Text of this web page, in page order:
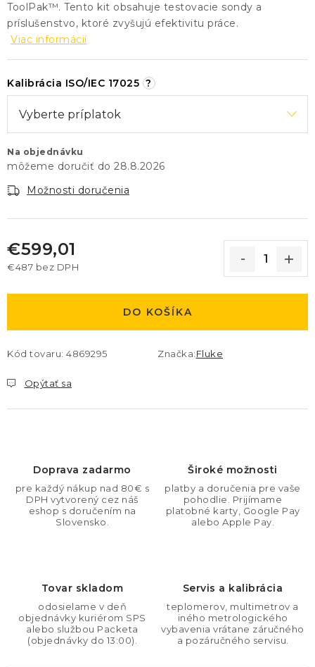
ToolPak™. Tento kit obsahuje testovacie sondy a
príslušenstvo, ktoré zvyšujú efektivitu práce.
Viac informácií
Kalibrácia ISO/IEC 17025 ?
Na objednávku
28.8.2026
Možnosti doručenia
€599,01
€487 bez DPH
DO KOŠÍKA
Kód tovaru: 4869295 Značka:Fluke
Opýtať sa
Doprava zadarmo
pre každý nákup nad 80€ s
DPH vytvorený cez náš
eshop s doručením na
Slovensko.
Široké možnosti
platby a doručenia pre vaše
pohodlie. Prijímame
platobné karty, Google Pay
alebo Apple Pay.
Tovar skladom
odosielame v deň
objednávky kuriérom SPS
alebo službou Packeta
(objednávky do 13:00).
Servis a kalibrácia
teplomerov, multimetrov a
iného metrologického
vybavenia vrátane záručného
a pozáručného servisu.